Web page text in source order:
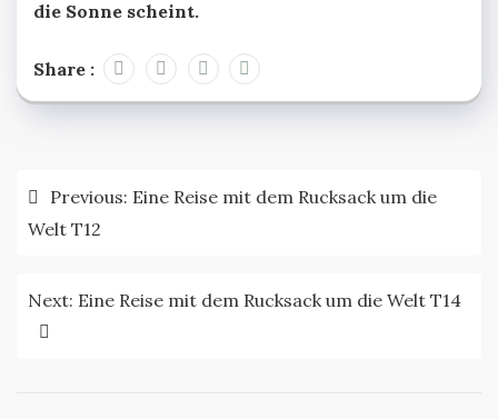
die Sonne scheint.
Share :
Beitragsnavigation
Previous: Eine Reise mit dem Rucksack um die
Welt T12
Next: Eine Reise mit dem Rucksack um die Welt T14